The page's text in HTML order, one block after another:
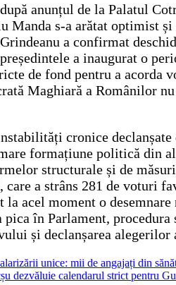
anunțul de la Palatul
Manda s-a arătat optimist
a confirmat
a inaugurat o
de fond pentru a
Maghiară a Românilor
cronice
formațiune politică
structurale și de
a strâns 281 de voturi
acel moment o
în Parlament,
și declanșarea alegerilor
unice: mii de angajați din
dezvăluie calendarul strict pentru